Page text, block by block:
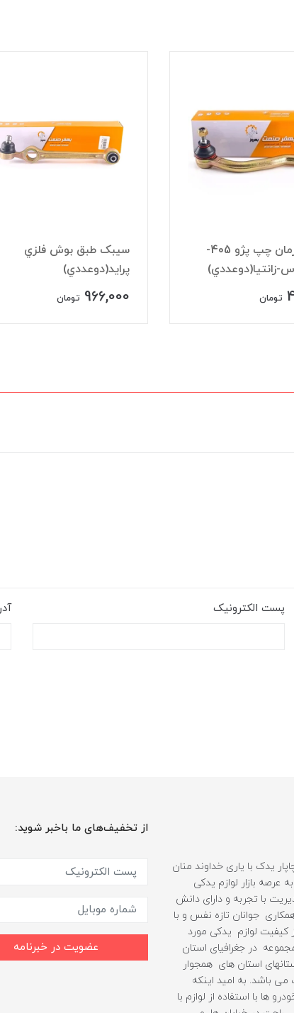
سيبک فرمان چپ پژو 405-
زانتيا(دوعددي)
تومان
سيبک طبق بوش فلزي
پرايد(دوعددي)
966,000 تومان
پست الکترونیک
یدک با یاری خداوند منان
۱۳۹۹ پا به عرصه بازار لوازم یدکی
با تجربه و دارای دانش
جوانان تازه نفس و با
کیفیت لوازم یدکی مورد
در جغرافیای استان
استان های همجوار
باشد. به امید اینکه
ها با استفاده از لوازم با
از تخفیف‌های ما باخبر شوید:
عضویت در خبرنامه